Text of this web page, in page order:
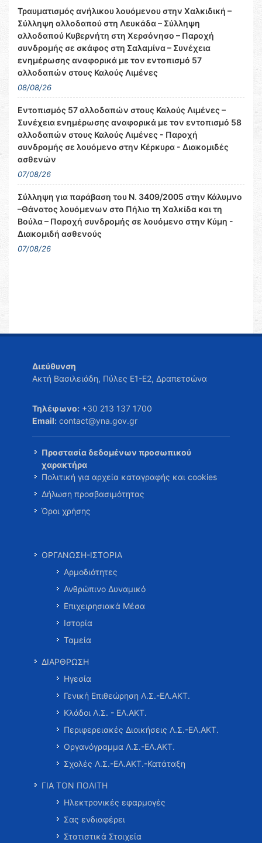
Τραυματισμός ανήλικου λουόμενου στην Χαλκιδική –
Σύλληψη αλλοδαπού στη Λευκάδα – Σύλληψη
αλλοδαπού Κυβερνήτη στη Χερσόνησο – Παροχή
συνδρομής σε σκάφος στη Σαλαμίνα – Συνέχεια
ενημέρωσης αναφορικά με τον εντοπισμό 57
αλλοδαπών στους Καλούς Λιμένες
08/08/26
Εντοπισμός 57 αλλοδαπών στους Καλούς Λιμένες –
Συνέχεια ενημέρωσης αναφορικά με τον εντοπισμό 58
αλλοδαπών στους Καλούς Λιμένες - Παροχή
συνδρομής σε λουόμενο στην Κέρκυρα - Διακομιδές
ασθενών
07/08/26
Σύλληψη για παράβαση του Ν. 3409/2005 στην Κάλυμνο
–Θάνατος λουόμενων στο Πήλιο τη Χαλκίδα και τη
Βούλα – Παροχή συνδρομής σε λουόμενο στην Κύμη -
Διακομιδή ασθενούς
07/08/26
Διεύθυνση
Ακτή Βασιλειάδη, Πύλες Ε1-Ε2, Δραπετσώνα
Τηλέφωνο: +30 213 137 1700
Email: contact@yna.gov.gr
Προστασία δεδομένων προσωπικού
χαρακτήρα
Πολιτική για αρχεία καταγραφής και cookies
Δήλωση προσβασιμότητας
Όροι χρήσης
ΟΡΓΑΝΩΣΗ-ΙΣΤΟΡΙΑ
Αρμοδιότητες
Ανθρώπινο Δυναμικό
Επιχειρησιακά Μέσα
Ιστορία
Ταμεία
ΔΙΑΡΘΡΩΣΗ
Ηγεσία
Γενική Επιθεώρηση Λ.Σ.-ΕΛ.ΑΚΤ.
Κλάδοι Λ.Σ. - ΕΛ.ΑΚΤ.
Περιφερειακές Διοικήσεις Λ.Σ.-ΕΛ.ΑΚΤ.
Οργανόγραμμα Λ.Σ.-ΕΛ.ΑΚΤ.
Σχολές Λ.Σ.-ΕΛ.ΑΚΤ.-Κατάταξη
ΓΙΑ ΤΟΝ ΠΟΛΙΤΗ
Ηλεκτρονικές εφαρμογές
Σας ενδιαφέρει
Στατιστικά Στοιχεία